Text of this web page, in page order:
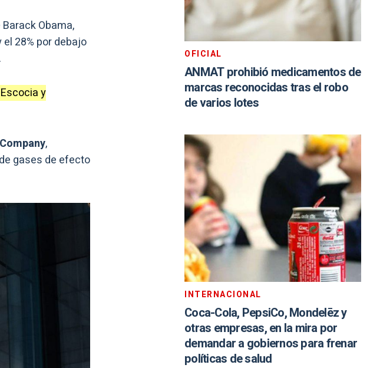
Obama,
28% por debajo
.
y
,
gases de efecto
OFICIAL
ANMAT prohibió medicamentos de
marcas reconocidas tras el robo
de varios lotes
INTERNACIONAL
Coca-Cola, PepsiCo, Mondelēz y
otras empresas, en la mira por
demandar a gobiernos para frenar
políticas de salud